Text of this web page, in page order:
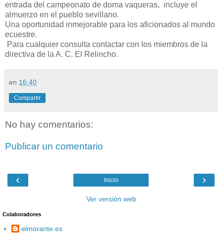
entrada del campeonato de doma vaqueras, incluye el
almuerzo en el pueblo sevillano.
Una oportunidad inmejorable para los aficionados al mundo
ecuestre.
Para cualquier consulta contactar con los miembros de la
directiva de la A. C. El Relincho.
en 16:40
Compartir
No hay comentarios:
Publicar un comentario
‹ ›
Inicio
Ver versión web
Colaboradores
elmorante.es